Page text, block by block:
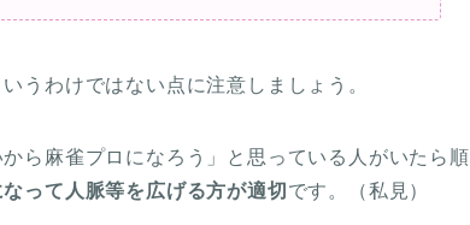
うわけではない点に注意しましょう。
ら麻雀プロになろう」と思っている人がいたら順
って人脈等を広げる方が適切 です。（私見）